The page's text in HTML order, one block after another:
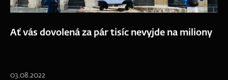
Ať vás dovolená za pár tisíc nevyjde na miliony
03.08.2022